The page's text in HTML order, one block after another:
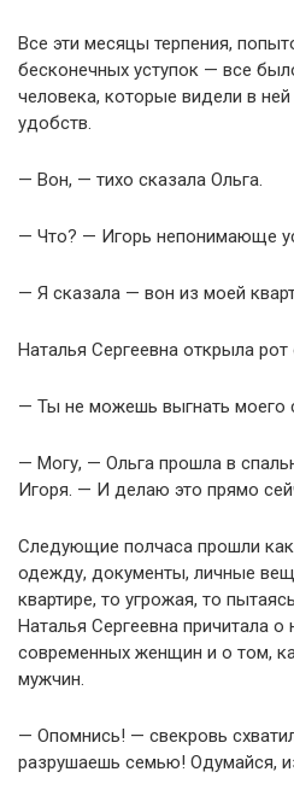
Все эти месяцы терпения,
бесконечных уступок — все
человека, которые видели в
удобств.
— Вон, — тихо сказала Ольга.
— Что? — Игорь непонимающе
— Я сказала — вон из моей
Наталья Сергеевна открыла
— Ты не можешь выгнать моего
— Могу, — Ольга прошла в
Игоря. — И делаю это прямо
Следующие полчаса прошли
одежду, документы, личные
квартире, то угрожая, то
Наталья Сергеевна причитала о
современных женщин и о том,
мужчин.
— Опомнись! — свекровь
разрушаешь семью! Одумайся,